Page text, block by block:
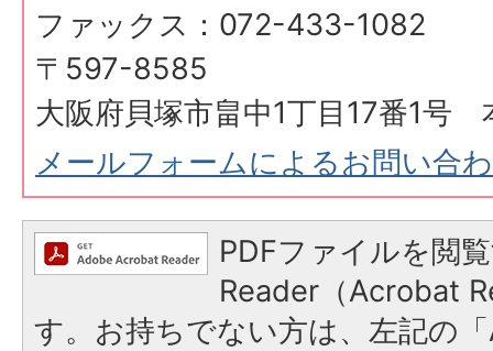
ファックス：072-433-1082
〒597-8585
大阪府貝塚市畠中1丁目17番1号
メールフォームによるお問い合
PDFファイルを閲
Reader（Acrobat
す。お持ちでない方は、左記の